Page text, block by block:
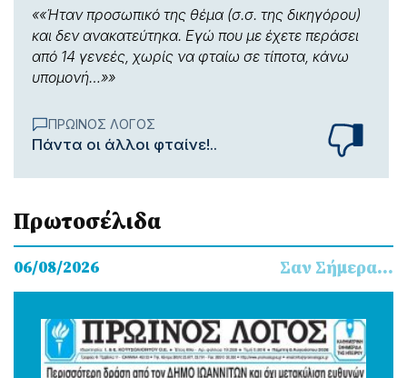
Κώστας Καλτσής
Διαδόσεις
1 Αύγ 2026 • 10:46
ΠΡΩΙΝΟΣ ΛΟΓΟΣ
31 Ιούλ 2026 • 11:00
Διαδόσεις
««Ήταν προσωπικό της θέμα (σ.σ. της δικηγόρου)
και δεν ανακατεύτηκα. Εγώ που με έχετε περάσει
από 14 γενεές, χωρίς να φταίω σε τίποτα, κάνω
υπομονή…»»
ΠΡΩΙΝΟΣ ΛΟΓΟΣ
Πάντα οι άλλοι φταίνε!..
Πρωτοσέλιδα
06/08/2026 Σαν Σήµερα...